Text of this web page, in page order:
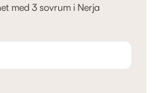
med 3 sovrum i Nerja